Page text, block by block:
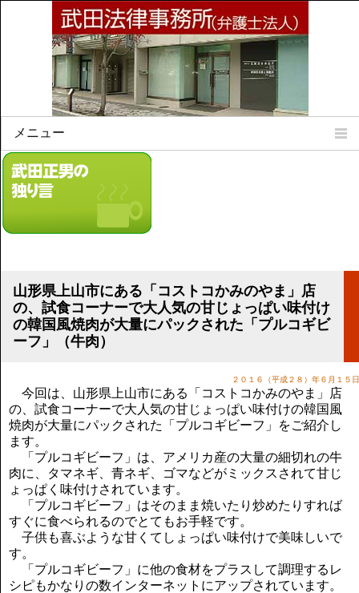
メニュー
Home
所属弁護士
法律相談案内
リンク集
顧問契約について
武田正男の独り言
山形県上山市にある「コストコかみのやま」店
の、試食コーナーで大人気の甘じょっぱい味付け
の韓国風焼肉が大量にパックされた「プルコギビ
ーフ」（牛肉）
２０１６（平成２８）年６月１５日
今回は、山形県上山市にある「コストコかみのやま」店
の、試食コーナーで大人気の甘じょっぱい味付けの韓国風
焼肉が大量にパックされた「プルコギビーフ」をご紹介し
ます。
「プルコギビーフ」は、アメリカ産の大量の細切れの牛
肉に、タマネギ、青ネギ、ゴマなどがミックスされて甘じ
ょっぱく味付けされています。
「プルコギビーフ」はそのまま焼いたり炒めたりすれば
すぐに食べられるのでとてもお手軽です。
子供も喜ぶような甘くてしょっぱい味付けで美味しいで
す。
「プルコギビーフ」に他の食材をプラスして調理するレ
シピもかなりの数インターネットにアップされています。